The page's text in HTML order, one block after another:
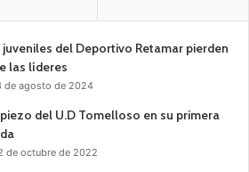
juveniles del Deportivo Retamar pierden
las líderes
de agosto de 2024
del U.D Tomelloso en su primera
de octubre de 2022